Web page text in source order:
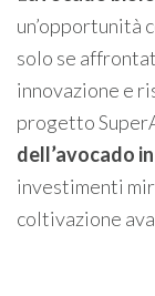
un’opportunità
solo se
innovazione e
progetto
dell’avocado
investimenti
coltivazione